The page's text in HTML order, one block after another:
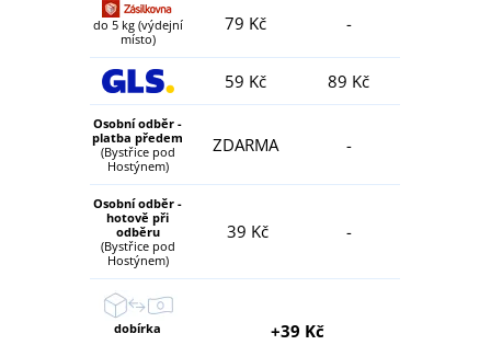
do 5 kg (výdejní
místo)
79 Kč -
59 Kč 89 Kč
Osobní odběr -
platba předem
(Bystřice pod
Hostýnem)
ZDARMA -
Osobní odběr -
hotově při
odběru
(Bystřice pod
Hostýnem)
39 Kč -
dobírka +39 Kč